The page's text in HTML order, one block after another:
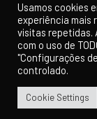
0
Siga a
Para Clientes
Usamos cookies
experiência mais
visitas repetidas.
com o uso de
"Configurações
controlado.
Cookie Settings